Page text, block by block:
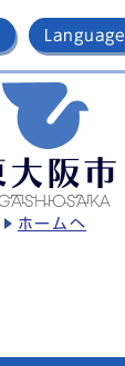
Language
ホームへ